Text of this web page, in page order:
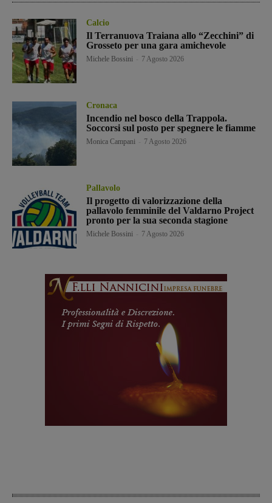
Calcio
Il Terranuova Traiana allo “Zecchini” di
Grosseto per una gara amichevole
Michele Bossini 7 Agosto 2026
Cronaca
Incendio nel bosco della Trappola.
Soccorsi sul posto per spegnere le fiamme
Monica Campani 7 Agosto 2026
Pallavolo
Il progetto di valorizzazione della
pallavolo femminile del Valdarno Project
pronto per la sua seconda stagione
Michele Bossini 7 Agosto 2026